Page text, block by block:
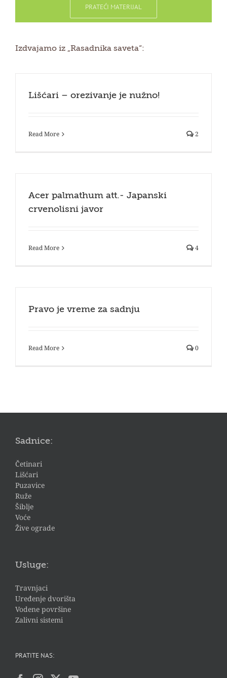
PRATEĆI MATERIJAL
Izdvajamo iz „Rasadnika saveta“:
Lišćari – orezivanje je nužno!
Read More 2
Acer palmathum att.- Japanski
crvenolisni javor
Read More 4
Pravo je vreme za sadnju
Read More 0
Sadnice:
Četinari
Lišćari
Puzavice
Ruže
Šiblje
Voće
Žive ograde
Usluge:
Travnjaci
Uređenje dvorišta
Vodene površine
Zalivni sistemi
PRATITE NAS: